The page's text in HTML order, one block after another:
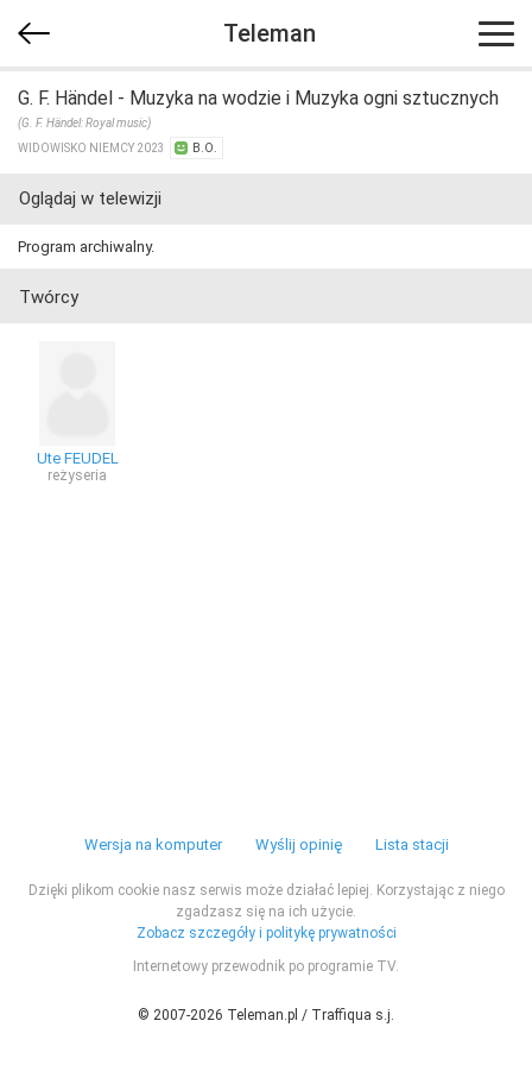
Teleman
G. F. Händel - Muzyka na wodzie i Muzyka ogni sztucznych
(G. F. Händel: Royal music)
WIDOWISKO NIEMCY 2023
B.O.
Oglądaj w telewizji
Program archiwalny.
Twórcy
Ute FEUDEL
reżyseria
Wersja na komputer Wyślij opinię Lista stacji
Dzięki plikom cookie nasz serwis może działać lepiej. Korzystając z niego
zgadzasz się na ich użycie.
Zobacz szczegóły i politykę prywatności
Internetowy przewodnik po programie TV.
© 2007-2026 Teleman.pl / Traffiqua s.j.